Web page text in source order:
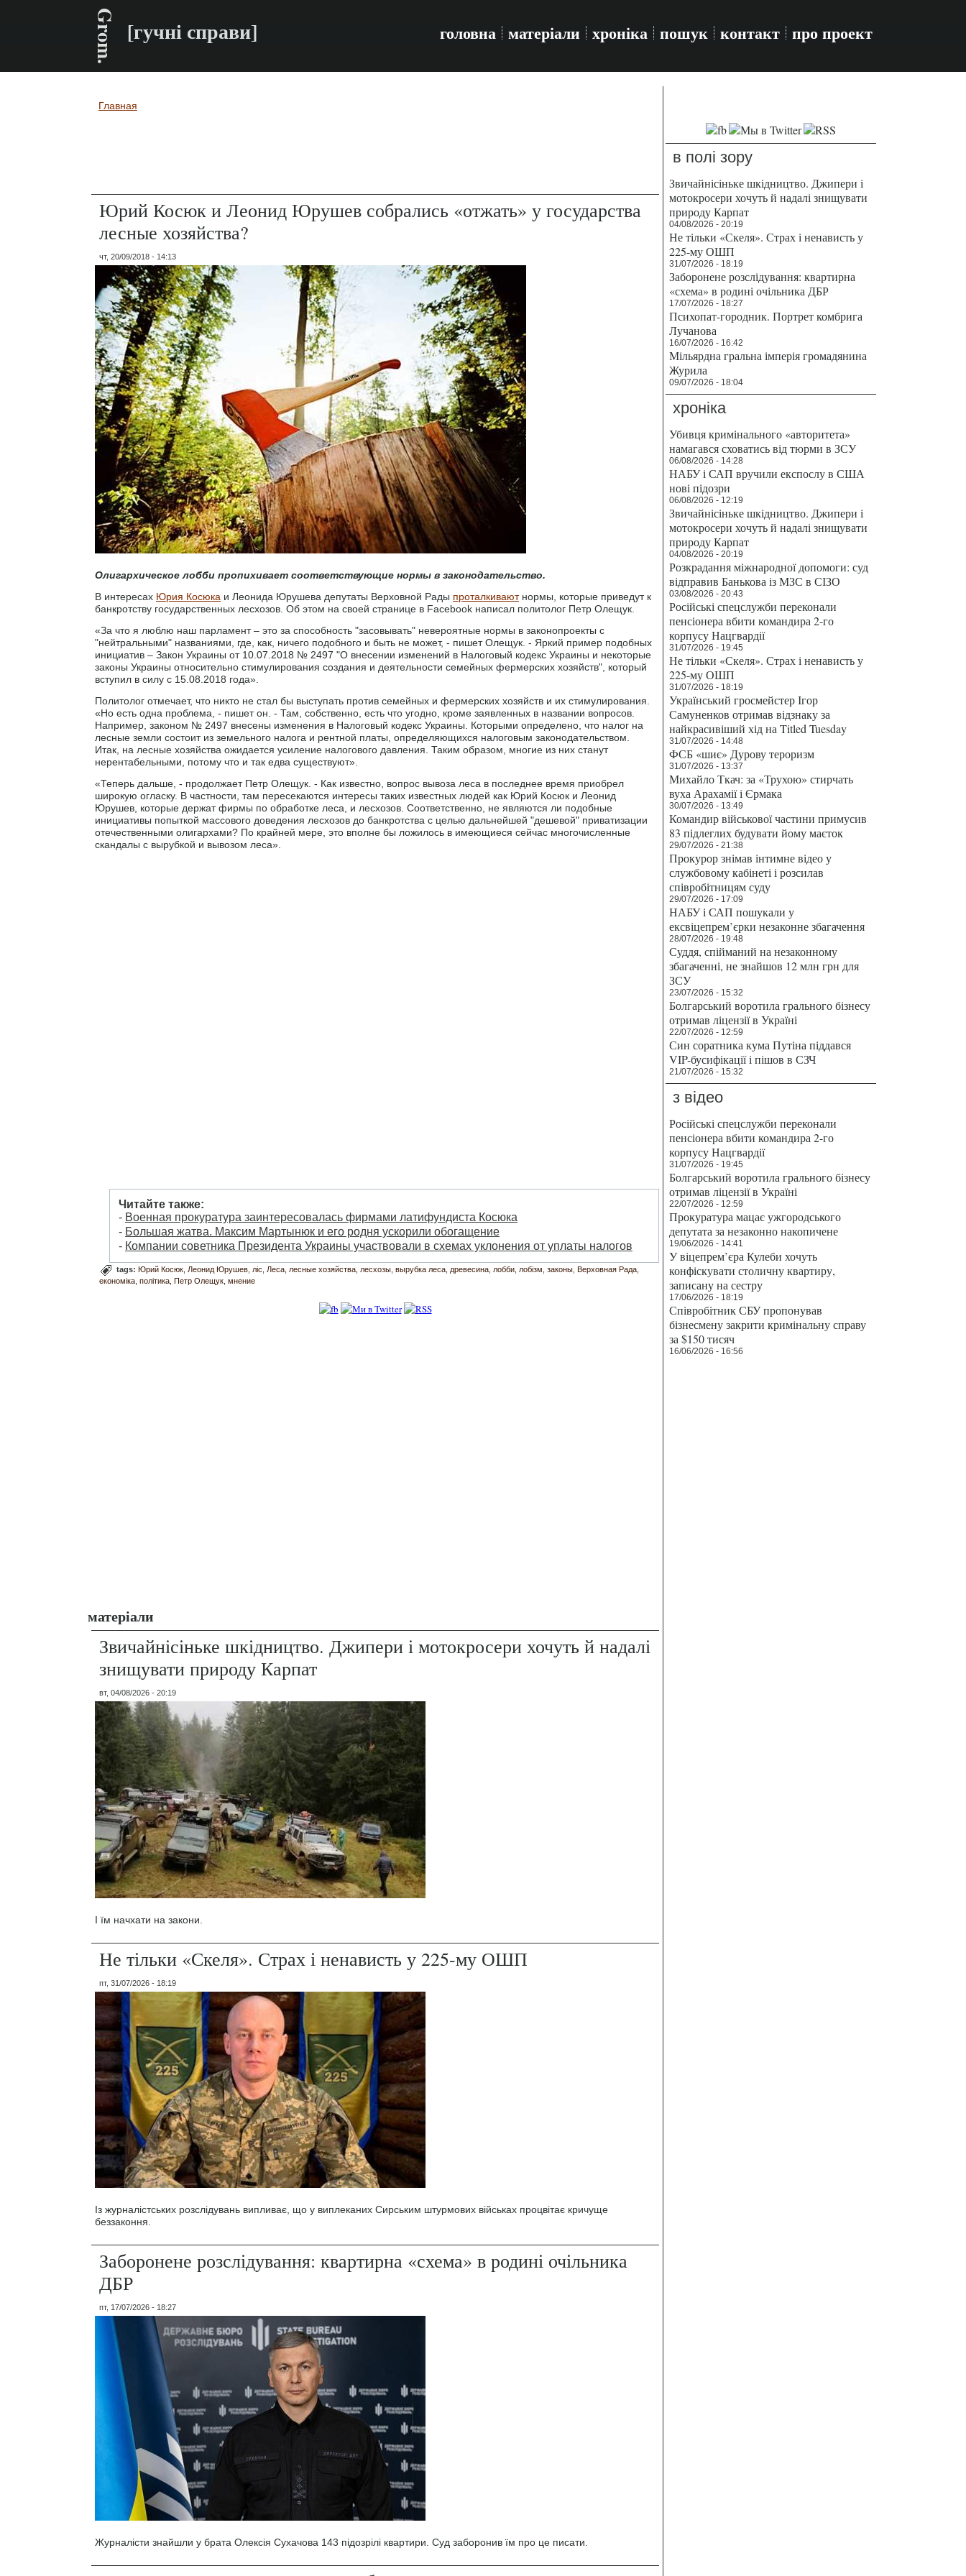
Grom. [гучні справи] головна матеріали хроніка пошук контакт про проект
Вы здесь
Главная
Юрий Косюк и Леонид Юрушев собрались «отжать» у государства
лесные хозяйства?
чт, 20/09/2018 - 14:13
Олигархическое лобби пропихивает соответствующие нормы в законодательство.
В интересах Юрия Косюка и Леонида Юрушева депутаты Верховной Рады проталкиваютнормы, которые приведут к
банкротству государственных лесхозов. Об этом на своей странице в Facebook написал политолог Петр Олещук.
«За что я люблю наш парламент – это за способность "засовывать" невероятные нормы в законопроекты с
"нейтральными" названиями, где, как, ничего подобного и быть не может, - пишет Олещук. - Яркий пример подобных
инициатив – Закон Украины от 10.07.2018 № 2497 "О внесении изменений в Налоговый кодекс Украины и некоторые
законы Украины относительно стимулирования создания и деятельности семейных фермерских хозяйств", который
вступил в силу с 15.08.2018 года».
Политолог отмечает, что никто не стал бы выступать против семейных и фермерских хозяйств и их стимулирования.
«Но есть одна проблема, - пишет он. - Там, собственно, есть что угодно, кроме заявленных в названии вопросов.
Например, законом № 2497 внесены изменения в Налоговый кодекс Украины. Которыми определено, что налог на
лесные земли состоит из земельного налога и рентной платы, определяющихся налоговым законодательством.
Итак, на лесные хозяйства ожидается усиление налогового давления. Таким образом, многие из них станут
нерентабельными, потому что и так едва существуют».
«Теперь дальше, - продолжает Петр Олещук. - Как известно, вопрос вывоза леса в последнее время приобрел
широкую огласку. В частности, там пересекаются интересы таких известных людей как Юрий Косюк и Леонид
Юрушев, которые держат фирмы по обработке леса, и лесхозов. Соответственно, не являются ли подобные
инициативы попыткой массового доведения лесхозов до банкротства с целью дальнейшей "дешевой" приватизации
отечественными олигархами? По крайней мере, это вполне бы ложилось в имеющиеся сейчас многочисленные
скандалы с вырубкой и вывозом леса».
Читайте также:
- Военная прокуратура заинтересовалась фирмами латифундиста Косюка
- Большая жатва. Максим Мартынюк и его родня ускорили обогащение
- Компании советника Президента Украины участвовали в схемах уклонения от уплаты налогов
tags: Юрий Косюк Леонид Юрушев ліс Леса лесные хозяйства лесхозы вырубка леса древесина лобби лобізм законы Верховная Рада
економіка політика Петр Олещук мнение
матеріали
Звичайнісіньке шкідництво. Джипери і мотокросери хочуть й надалі
знищувати природу Карпат
вт, 04/08/2026 - 20:19
І їм начхати на закони.
Не тільки «Скеля». Страх і ненависть у 225-му ОШП
пт, 31/07/2026 - 18:19
Із журналістських розслідувань випливає, що у виплеканих Сирським штурмових військах процвітає кричуще
беззаконня.
Заборонене розслідування: квартирна «схема» в родині очільника
ДБР
пт, 17/07/2026 - 18:27
Журналісти знайшли у брата Олексія Сухачова 143 підозрілі квартири. Суд заборонив їм про це писати.
в полі зору
Звичайнісіньке шкідництво. Джипери і
мотокросери хочуть й надалі знищувати
природу Карпат
04/08/2026 - 20:19
Не тільки «Скеля». Страх і ненависть у
225-му ОШП
31/07/2026 - 18:19
Заборонене розслідування: квартирна
«схема» в родині очільника ДБР
17/07/2026 - 18:27
Психопат-городник. Портрет комбрига
Лучанова
16/07/2026 - 16:42
Мільярдна гральна імперія громадянина
Журила
09/07/2026 - 18:04
хроніка
Убивця кримінального «авторитета»
намагався сховатись від тюрми в ЗСУ
06/08/2026 - 14:28
НАБУ і САП вручили експослу в США
нові підозри
06/08/2026 - 12:19
Звичайнісіньке шкідництво. Джипери і
мотокросери хочуть й надалі знищувати
природу Карпат
04/08/2026 - 20:19
Розкрадання міжнародної допомоги: суд
відправив Банькова із МЗС в СІЗО
03/08/2026 - 20:43
Російські спецслужби переконали
пенсіонера вбити командира 2-го
корпусу Нацгвардії
31/07/2026 - 19:45
Не тільки «Скеля». Страх і ненависть у
225-му ОШП
31/07/2026 - 18:19
Український гросмейстер Ігор
Самуненков отримав відзнаку за
найкрасивіший хід на Titled Tuesday
31/07/2026 - 14:48
ФСБ «шиє» Дурову тероризм
31/07/2026 - 13:37
Михайло Ткач: за «Трухою» стирчать
вуха Арахамії і Єрмака
30/07/2026 - 13:49
Командир військової частини примусив
83 підлеглих будувати йому маєток
29/07/2026 - 21:38
Прокурор знімав інтимне відео у
службовому кабінеті і розсилав
співробітницям суду
29/07/2026 - 17:09
НАБУ і САП пошукали у
ексвіцепрем’єрки незаконне збагачення
28/07/2026 - 19:48
Суддя, спійманий на незаконному
збагаченні, не знайшов 12 млн грн для
ЗСУ
23/07/2026 - 15:32
Болгарський воротила грального бізнесу
отримав ліцензії в Україні
22/07/2026 - 12:59
Син соратника кума Путіна піддався
VIP-бусифікації і пішов в СЗЧ
21/07/2026 - 15:32
з відео
Російські спецслужби переконали
пенсіонера вбити командира 2-го
корпусу Нацгвардії
31/07/2026 - 19:45
Болгарський воротила грального бізнесу
отримав ліцензії в Україні
22/07/2026 - 12:59
Прокуратура мацає ужгородського
депутата за незаконно накопичене
19/06/2026 - 14:41
У віцепрем’єра Кулеби хочуть
конфіскувати столичну квартиру,
записану на сестру
17/06/2026 - 18:19
Співробітник СБУ пропонував
бізнесмену закрити кримінальну справу
за $150 тисяч
16/06/2026 - 16:56